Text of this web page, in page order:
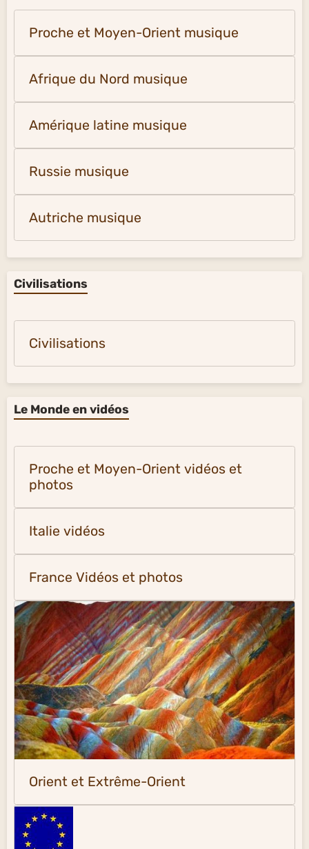
Proche et Moyen-Orient musique
Afrique du Nord musique
Amérique latine musique
Russie musique
Autriche musique
Civilisations
Civilisations
Le Monde en vidéos
Proche et Moyen-Orient vidéos et
photos
Italie vidéos
France Vidéos et photos
Orient et Extrême-Orient